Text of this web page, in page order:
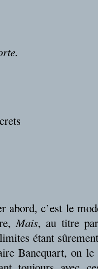
abord, c’est le
Mais, au titre
étant
Bancquart, on